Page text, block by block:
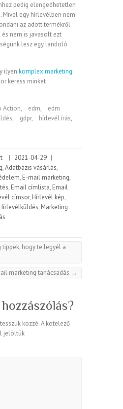
pedig elengedhetetlen
egy hírlevélben nem
az adott termékről
nem is javasolt ezt
lesz egy landoló
ilyen komplex marketing
keress minket
Action, edm,
edm
, gdpr, hírlevél írás,
| 2021-04-29 |
,Adatbázis vásárlás,
, E-mail marketing,
, Email címlista, Email
címsor, Hírlevél kép,
Hírlevélküldés, Marketing
tippek, hogy te legyél a
marketing tanácsadás →
közzé.A kötelező
jelöltük